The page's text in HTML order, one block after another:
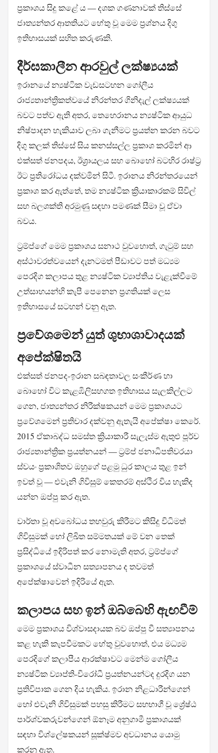
ප්‍රකාශය සිදු කළේ ය — දශක ගණනාවක් තිස්සේ
ජාත්‍යන්තර ආතතියට හේතු වූ මෙම ප්‍රශ්නය දිගු
ඉතිහාසයක් සහිත කරුණකි.
දීර්ඝකාලීන ආරවුල් ලක්ෂ්‍යයක්
ඉරානයේ න්‍යෂ්ටික වැඩසටහන ගෝලීය
රාජ්‍යතාන්ත්‍රිකත්වයේ නිරන්තර ගිනිදැල් ලක්ෂ්‍යයක්
බවට පත්ව ඇති අතර, තෙහෙරානය න්‍යෂ්ටික ආයුධ
නිෂ්පාදන හැකියාව ලබා ගැනීමට ප්‍රයත්න කරන බවට
දිගු කලක් තිස්සේ සිය කනස්සල්ල ප්‍රකාශ කරමින් ආ
එක්සත් ජනපදය, ඊශ්‍රායලය සහ බොහෝ බටහිර රාෂ්ට්‍ර
ඊට ප්‍රතිරෝධය දක්වමින් සිටී. ඉරානය නිරන්තරයෙන්
ප්‍රකාශ කර ඇත්තේ, තම න්‍යෂ්ටික ක්‍රියාකාරකම් සිවිල්
සහ බලශක්ති අරමුණු සඳහා පමණක් සීමා වූ ඒවා
බවය.
ට්‍රම්ප්ගේ මෙම ප්‍රකාශය සනාථ වුවහොත්, ගැටුම් සහ
අස්ථාවරත්වයෙන් දැනටමත් පීඩාවට පත් මධ්‍යම
පෙරදිග කලාපය තුළ න්‍යෂ්ටික ව්‍යාප්තිය වැළැක්වීමේ
උත්සාහයන්හි කැපී පෙනෙන ප්‍රගතියක් ලෙස
ඉතිහාසයේ සටහන් වනු ඇත.
ප්‍රවේශමෙන් යුත් ශුභාශාවාදයක්
අපේක්ෂිතයි
එක්සත් ජනපද-ඉරාන සබඳතාවල සංකීර්ණ හා
බොහෝ විට කැළඹිලිසහගත ඉතිහාසය සැලකිල්ලට
ගෙන, ජාත්‍යන්තර නිරීක්ෂකයන් මෙම ප්‍රකාශයට
ප්‍රවේශමෙන් ප්‍රතිචාර දක්වනු ඇතැයි අපේක්ෂා කෙරේ.
2015 ඒකාබද්ධ සමස්ත ක්‍රියාකාරී සැලැස්ම ඇතුළු පූර්ව
රාජ්‍යතාන්ත්‍රික ප්‍රයත්නයන් — ට්‍රම්ප් ජනාධිපතිවරයා
ස්වයං ප්‍රකාශිතව ඔහුගේ පළමු ධුර කාලය තුළ ඉන්
ඉවත් වූ — එවැනි ගිවිසුම් කෙතරම් අස්ථිර විය හැකිද
යන්න ඔප්පු කර ඇත.
වාර්තා වූ අවබෝධය තහවුරු කිරීමට කිසිදු විධිමත්
ගිවිසුමක් හෝ ලිඛිත සම්මතයක් මේ වන තෙක්
ප්‍රසිද්ධියේ ඉදිරිපත් කර නොමැති අතර, ට්‍රම්ප්ගේ
ප්‍රකාශයේ ස්වාධීන සත්‍යාපනය ද තවමත්
අපේක්ෂාවෙන් ඉදිරියේ ඇත.
කලාපය සහ ඉන් ඔබ්බෙහි ඇඟවීම්
මෙම ප්‍රකාශය විශ්වාසදායක බව ඔප්පු වී සත්‍යාපනය
කළ හැකි කැපවීමකට හේතු වුවහොත්, එය මධ්‍යම
පෙරදිගේ කලාපීය ආරක්ෂාවට මෙන්ම ගෝලීය
න්‍යෂ්ටික ව්‍යාප්ති-විරෝධී ප්‍රයත්නයන්ටද දුරදිග යන
ප්‍රතිවිපාක ගෙන දිය හැකිය. ඉරාන නිළධාරීන්ගෙන්
හෝ එවැනි ගිවිසුමක් පහසු කිරීමට සහභාගී වූ ශ්‍රේෂ්ඨ
පාර්ශ්වකරුවන්ගෙන් ඕනෑම අනුගාමී ප්‍රකාශයක්
සඳහා විශ්ලේෂකයන් සූක්ෂ්මව අවධානය යොමු
කරනු ඇත.